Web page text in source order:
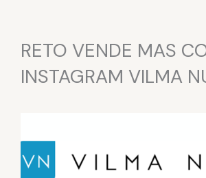
RETO VENDE MAS
INSTAGRAM VILMA